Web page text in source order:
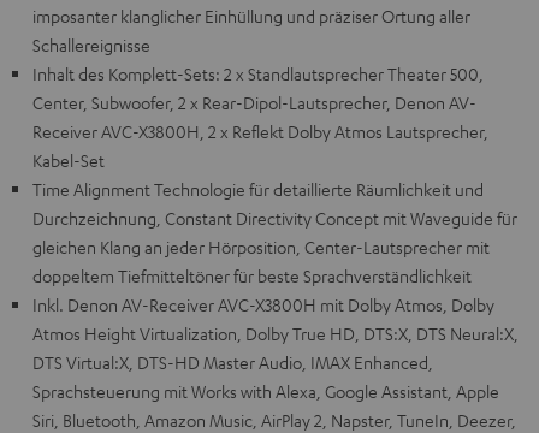
imposanter klanglicher Einhüllung und präziser Ortung aller
Schallereignisse
Inhalt des Komplett-Sets: 2 x Standlautsprecher Theater 500,
Center, Subwoofer, 2 x Rear-Dipol-Lautsprecher, Denon AV-
Receiver AVC-X3800H, 2 x Reflekt Dolby Atmos Lautsprecher,
Kabel-Set
Time Alignment Technologie für detaillierte Räumlichkeit und
Durchzeichnung, Constant Directivity Concept mit Waveguide für
gleichen Klang an jeder Hörposition, Center-Lautsprecher mit
doppeltem Tiefmitteltöner für beste Sprachverständlichkeit
Inkl. Denon AV-Receiver AVC-X3800H mit Dolby Atmos, Dolby
Atmos Height Virtualization, Dolby True HD, DTS:X, DTS Neural:X,
DTS Virtual:X, DTS-HD Master Audio, IMAX Enhanced,
Sprachsteuerung mit Works with Alexa, Google Assistant, Apple
Siri, Bluetooth, Amazon Music, AirPlay 2, Napster, TuneIn, Deezer,